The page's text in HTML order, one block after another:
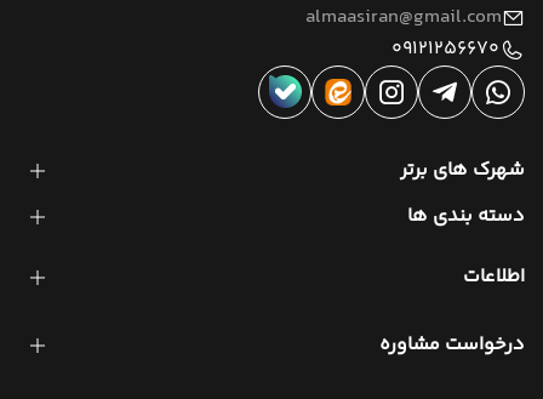
almaasiran@gmail.com
09121256670
شهرک های برتر
دسته بندی ها
اطلاعات
درخواست مشاوره